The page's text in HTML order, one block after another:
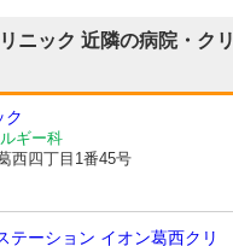
ニック 近隣の病院・クリ
ク
ギー科
西四丁目1番45号
テーション イオン葛西クリ